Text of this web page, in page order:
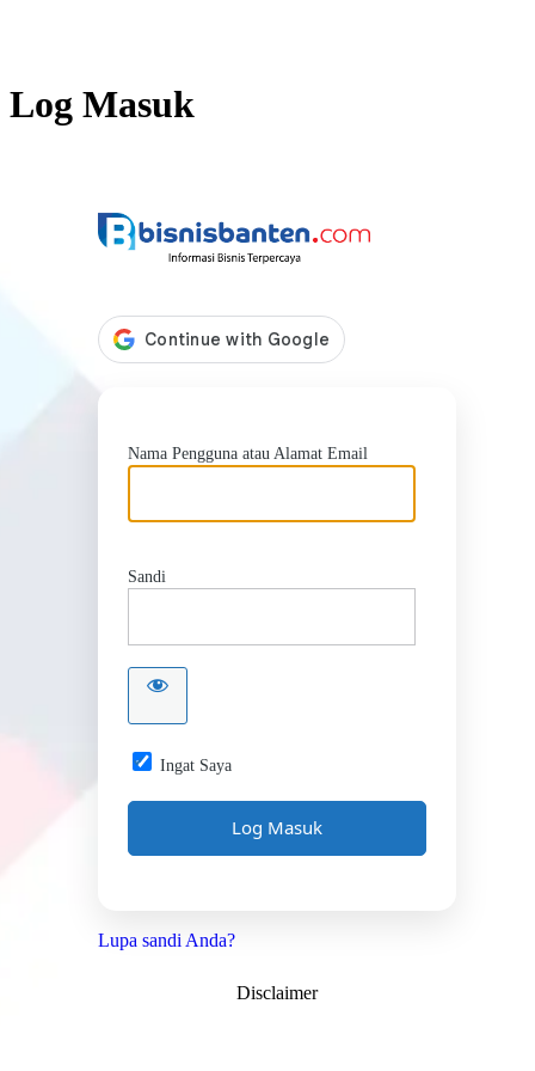
Log Masuk
Nama Pengguna atau Alamat Email
Sandi
Ingat Saya
Lupa sandi Anda?
Disclaimer